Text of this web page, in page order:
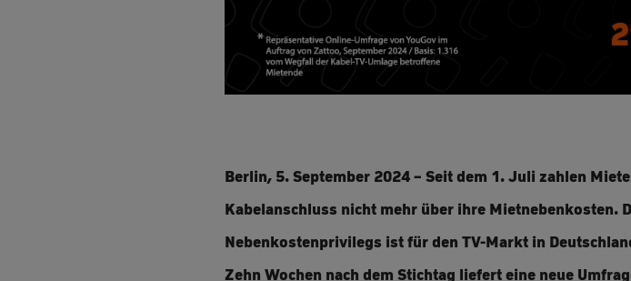
Berlin, 5. September 2024 – Seit dem 1. Juli zahlen
Kabelanschluss nicht mehr über ihre Mietnebenkosten.
Nebenkostenprivilegs ist für den TV-Markt in
Zehn Wochen nach dem Stichtag liefert eine neue